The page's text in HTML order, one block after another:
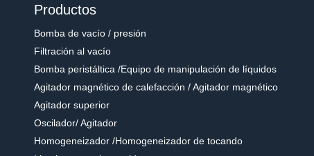
Productos
Bomba de vacío / presión
Filtración al vacío
Bomba peristáltica /Equipo de manipulación de líquidos
Agitador magnético de calefacción / Agitador magnético
Agitador superior
Oscilador/ Agitador
Homogeneizador /Homogeneizador de tocando